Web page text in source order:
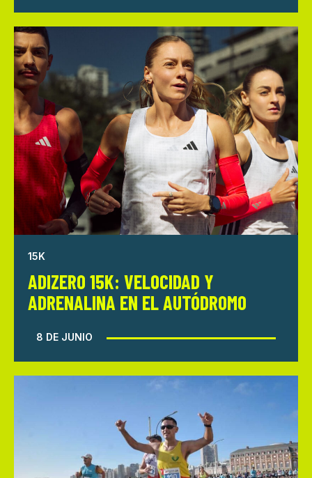
15K
ADIZERO 15K: VELOCIDAD Y
ADRENALINA EN EL AUTÓDROMO
8 DE JUNIO